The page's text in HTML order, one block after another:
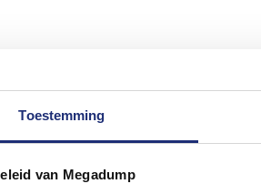
Toestemming
van Megadump
delen. Deel jouw badkamer op
omgeving vol